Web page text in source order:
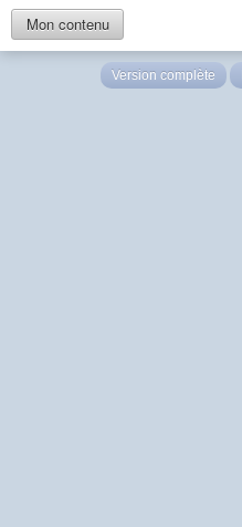
Mon contenu
Version complète